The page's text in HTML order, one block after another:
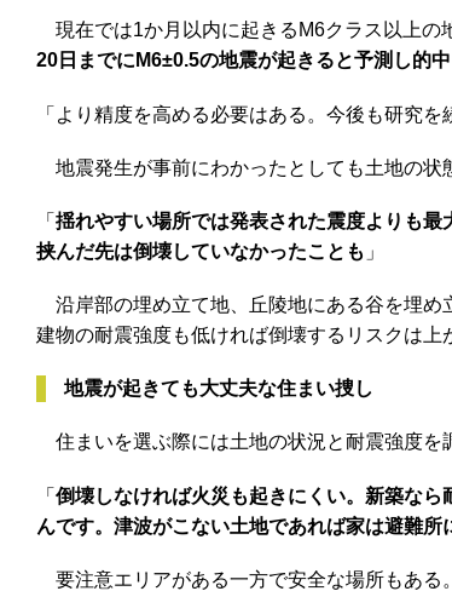
現在では1か月以内に起きるM6クラス以上の
20日までにM6±0.5の地震が起きると予測し的
「より精度を高める必要はある。今後も研究を
地震発生が事前にわかったとしても土地の状
「 揺れやすい場所では発表された震度よりも
挟んだ先は倒壊していなかったことも 」
沿岸部の埋め立て地、丘陵地にある谷を埋め
建物の耐震強度も低ければ倒壊するリスクは上
地震が起きても大丈夫な住まい捜し
住まいを選ぶ際には土地の状況と耐震強度を
「 倒壊しなければ火災も起きにくい。新築な
んです。津波がこない土地であれば家は避難所
要注意エリアがある一方で安全な場所もある